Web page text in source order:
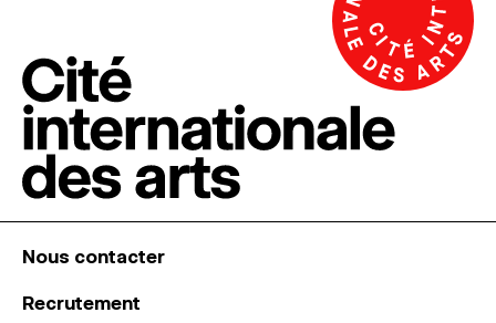
Nous contacter
Recrutement